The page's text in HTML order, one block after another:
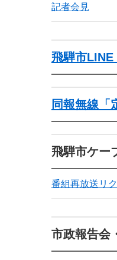
記者会見
飛騨市LINE
同報無線「
飛騨市ケー
番組再放送リ
市政報告会